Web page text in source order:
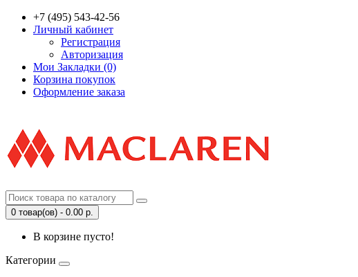
+7 (495) 543-42-56
Личный кабинет
Регистрация
Авторизация
Мои Закладки (0)
Корзина покупок
Оформление заказа
0 товар(ов) - 0.00 р.
В корзине пусто!
Категории